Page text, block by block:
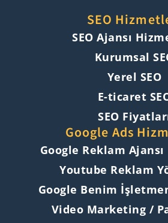
SEO
SEO Ajansı
Kurumsal
Yerel SEO
E-ticaret
SEO
Google Ads
Google Reklam
Youtube Reklam
Google Benim
Video Marketing /